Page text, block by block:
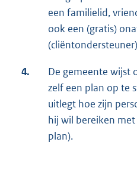
een familielid,
ook een (gratis)
4.
De gemeente wijst
zelf een plan op te
uitlegt hoe zijn
hij wil bereiken
plan).